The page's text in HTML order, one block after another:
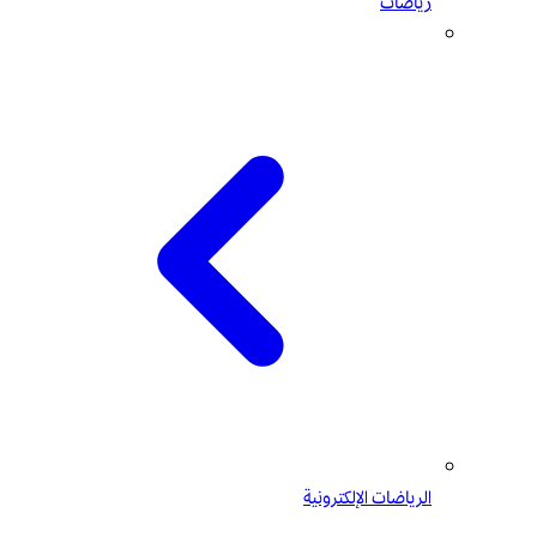
الرياضات الإلكترونية